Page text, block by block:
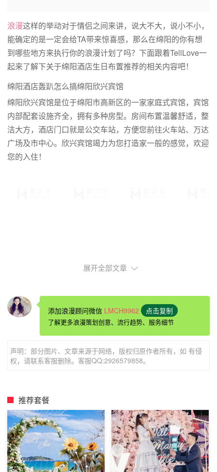
浪漫这样的举动对于情侣之间来讲，说大不大，说小不小，
能确定的是一定会给TA带来惊喜感，那么在绵阳的你有想
到哪些地方来执行你的浪漫计划了吗？下面跟着TellLove一
起来了解下关于绵阳酒店生日布置推荐的相关内容吧！
绵阳酒店轰趴怎么搞绵阳欣兴宾馆
绵阳欣兴宾馆是位于绵阳市高新区的一家家庭式宾馆，宾馆
内部配套设施齐全，拥有多种房型。房间布置温馨舒适，整
洁大方，酒店门口就是公交车站，方便您前往火车站、万达
广场及市中心。欣兴宾馆竭力为您打造家一般的感觉，欢迎
您的入住！
绵阳酒店轰趴怎么搞绵阳华鑫宾馆
盖，环境干净卫生，价格实惠，整体性价比较高。
展开全部文章
添加浪漫顾问微信 LMCH9962 点击复制
了解更多浪漫策划创意、流行趋势、服务细节
声明：部分图片、文章来源于网络，版权归原作者所有，如 有侵
权，请联系客服删除。客服QQ:2926579858。
推荐套餐